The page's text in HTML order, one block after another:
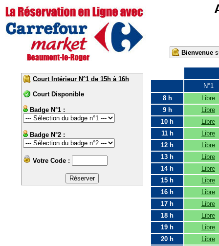
Bienvenue
Court Intérieur N°1 de 15h à 16h
Court Disponible
Badge N°1 :
Badge N°2 :
Votre Code :
N°1
8 h
Libre
9 h
Libre
10 h
Libre
11 h
Libre
12 h
Libre
13 h
Libre
14 h
Libre
15 h
Libre
16 h
Libre
17 h
Libre
18 h
Libre
19 h
Libre
20 h
Libre